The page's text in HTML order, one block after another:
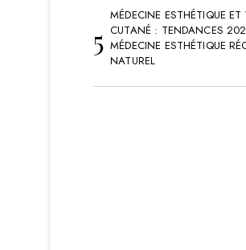
MÉDECINE ESTHÉTIQUE ET
CUTANÉ : TENDANCES
MÉDECINE ESTHÉTIQUE
NATUREL